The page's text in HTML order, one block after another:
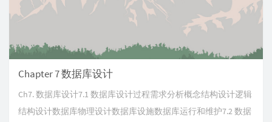
Chapter 7 数据库设计
Ch7. 数据库设计7.1 数据库设计过程需求分析概念结构设计逻辑
结构设计数据库物理设计数据库设施数据库运行和维护7.2 数据